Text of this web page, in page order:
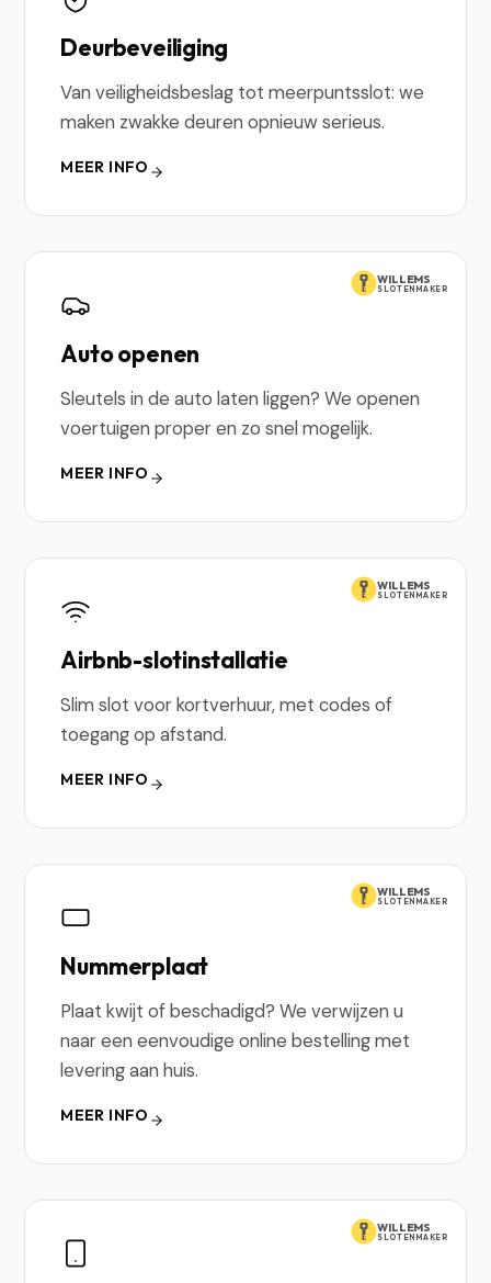
Deurbeveiliging
Van veiligheidsbeslag tot meerpuntsslot: we
maken zwakke deuren opnieuw serieus.
MEER INFO
WILLEMS
SLOTENMAKER
Auto openen
Sleutels in de auto laten liggen? We openen
voertuigen proper en zo snel mogelijk.
MEER INFO
WILLEMS
SLOTENMAKER
Airbnb-slotinstallatie
Slim slot voor kortverhuur, met codes of
toegang op afstand.
MEER INFO
WILLEMS
SLOTENMAKER
Nummerplaat
Plaat kwijt of beschadigd? We verwijzen u
naar een eenvoudige online bestelling met
levering aan huis.
MEER INFO
WILLEMS
SLOTENMAKER